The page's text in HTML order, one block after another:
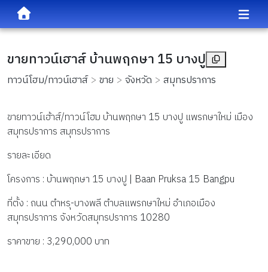
ขายทาวน์เฮาส์ บ้านพฤกษา 15 บางปู
ทาวน์โฮม/ทาวน์เฮาส์ ขาย จังหวัด สมุทรปราการ
ขายทาวน์เฮ้าส์/ทาวน์โฮม บ้านพฤกษา 15 บางปู แพรกษาใหม่ เมือง
สมุทรปราการ สมุทรปราการ
รายละเอียด
โครงการ : บ้านพฤกษา 15 บางปู | Baan Pruksa 15 Bangpu
ที่ตั้ง : ถนน ตำหรุ-บางพลี ตำบลแพรกษาใหม่ อำเภอเมือง
สมุทรปราการ จังหวัดสมุทรปราการ 10280
ราคาขาย : 3,290,000 บาท